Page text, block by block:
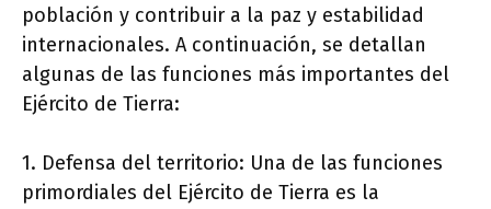
población y contribuir a la paz y estabilidad
internacionales. A continuación, se detallan
algunas de las funciones más importantes del
Ejército de Tierra:
1. Defensa del territorio: Una de las funciones
primordiales del Ejército de Tierra es la